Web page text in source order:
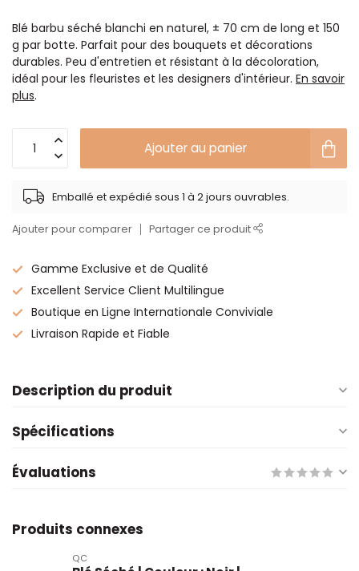
Blé barbu séché blanchi en naturel, ± 70 cm de long et 150
g par botte. Parfait pour des bouquets et décorations
durables. Peu d'entretien et résistant à la décoloration,
idéal pour les fleuristes et les designers d'intérieur. En savoir
plus.
Ajouter au panier
Emballé et expédié sous 1 à 2 jours ouvrables.
Ajouter pour comparer Partager ce produit
Gamme Exclusive et de Qualité
Excellent Service Client Multilingue
Boutique en Ligne Internationale Conviviale
Livraison Rapide et Fiable
Description du produit
Spécifications
Évaluations
Produits connexes
QC